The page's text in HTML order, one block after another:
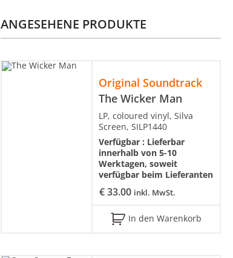
ANGESEHENE PRODUKTE
Original Soundtrack
The Wicker Man
€33.00 inkl. MwSt.
LP, coloured vinyl, Silva
Screen, SILP1440
Verfügbar : Lieferbar
innerhalb von 5-10
Werktagen, soweit
verfügbar beim Lieferanten
In den Warenkorb